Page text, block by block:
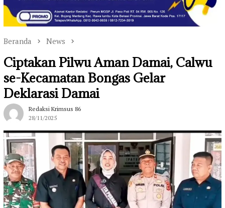
Beranda News
Ciptakan Pilwu Aman Damai, Calwu
se-Kecamatan Bongas Gelar
Deklarasi Damai
Redaksi Krimsus 86
28/11/2025